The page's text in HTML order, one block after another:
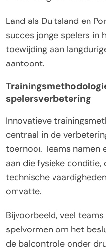
Land als Duitsland en
succes jonge spelers in
toewijding aan
aantoont.
spelersverbetering
Innovatieve
centraal in de
toernooi. Teams namen
aan die fysieke conditie,
technische
omvatte.
Bijvoorbeeld, veel
spelvormen om het
de balcontrole onder